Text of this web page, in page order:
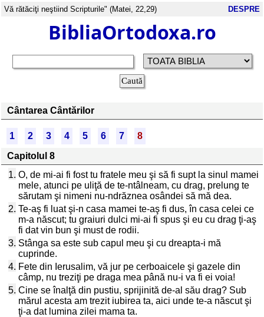
Vă rătăciţi neştiind Scripturile" (Matei, 22,29) DESPRE
BibliaOrtodoxa.ro
Cântarea Cântărilor
1 2 3 4 5 6 7
8
Capitolul 8
1. O, de mi-ai fi fost tu fratele meu şi să fi supt la sinul mamei
mele, atunci pe uliţă de te-ntâlneam, cu drag, prelung te
sărutam şi nimeni nu-ndrăznea osândei să mă dea.
2. Te-aş fi luat şi-n casa mamei te-aş fi dus, în casa celei ce
m-a născut; tu graiuri dulci mi-ai fi spus şi eu cu drag ţi-aş
fi dat vin bun şi must de rodii.
3. Stânga sa este sub capul meu şi cu dreapta-i mă
cuprinde.
4. Fete din Ierusalim, vă jur pe cerboaicele şi gazele din
câmp, nu treziţi pe draga mea până nu-i va fi ei voia!
5. Cine se înalţă din pustiu, sprijinită de-al său drag? Sub
mărul acesta am trezit iubirea ta, aici unde te-a născut şi
ţi-a dat lumina zilei mama ta.